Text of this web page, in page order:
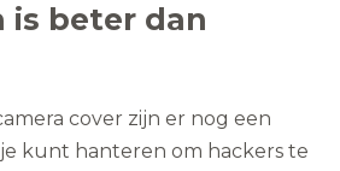
is beter dan
cover zijn er nog een
je kunt hanteren om hackers te